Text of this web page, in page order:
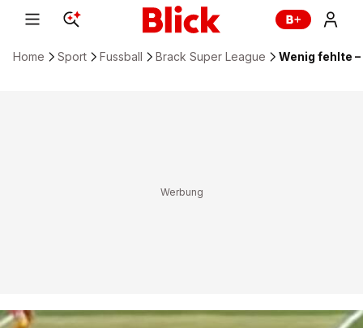
Home Sport Fussball Brack Super League Wenig fehlte